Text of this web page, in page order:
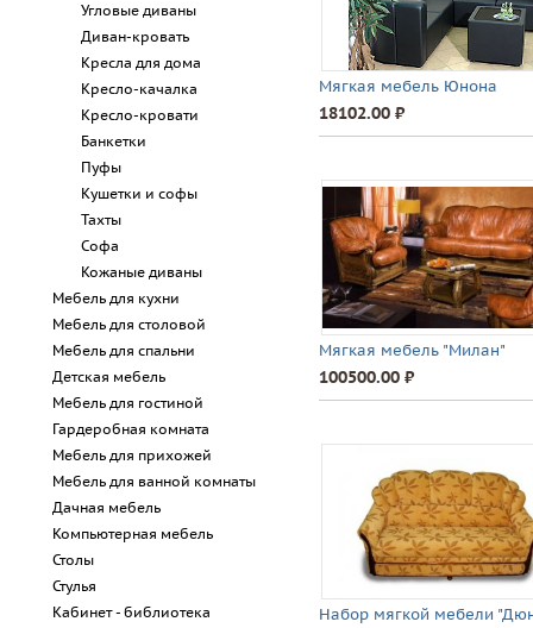
Мягкая мебель Юнона
18102.00 ⃏
Мягкая мебель "Милан"
100500.00 ⃏
Набор мягкой мебели
Угловые диваны
Диван-кровать
Кресла для дома
Кресло-качалка
Кресло-кровати
Банкетки
Пуфы
Кушетки и софы
Тахты
Софа
Кожаные диваны
Мебель для кухни
Мебель для столовой
Мебель для спальни
Детская мебель
Мебель для гостиной
Гардеробная комната
Мебель для прихожей
Мебель для ванной комнаты
Дачная мебель
Компьютерная мебель
Столы
Стулья
Кабинет - библиотека